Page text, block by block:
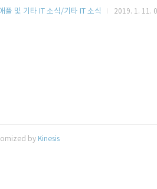
기 버전인 4.0 에서 애플의 Airplay 또는 Airplay
플 및 기타 IT 소식/기타 IT 소식 2019. 1. 11.
by Kinesis